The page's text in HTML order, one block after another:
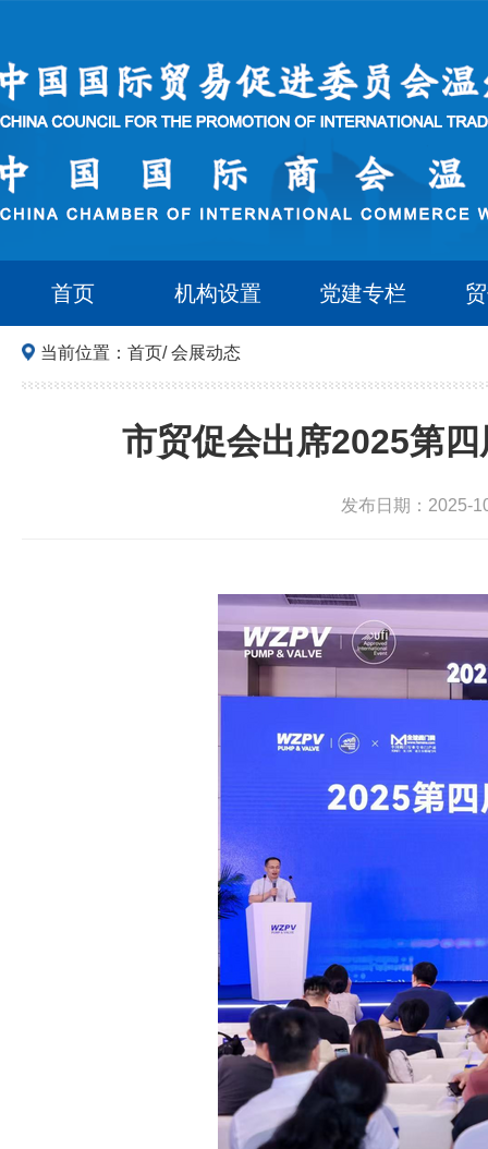
首页 机构设置 党建专栏
当前位置： 首页/会展动态
市贸促会出席2025第
发布日期：2025-